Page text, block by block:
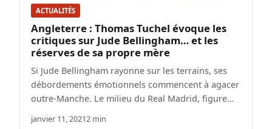
ACTUALITÉS
Angleterre : Thomas Tuchel évoque les
critiques sur Jude Bellingham… et les
réserves de sa propre mère
Si Jude Bellingham rayonne sur les terrains, ses
débordements émotionnels commencent à agacer
outre-Manche. Le milieu du Real Madrid, figure…
janvier 11, 20212 min